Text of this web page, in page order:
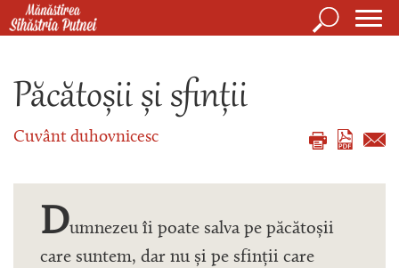
Mergi la conţinutul principal
Căutare
Păcătoșii și sfinții
Cuvânt duhovnicesc
Dumnezeu îi poate salva pe păcătoșii
care suntem, dar nu și pe sfinții care